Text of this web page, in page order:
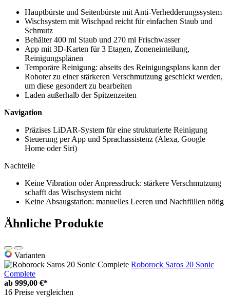
Hauptbürste und Seitenbürste mit Anti-Verhedderungssystem
Wischsystem mit Wischpad reicht für einfachen Staub und
Schmutz
Behälter 400 ml Staub und 270 ml Frischwasser
App mit 3D-Karten für 3 Etagen, Zoneneinteilung,
Reinigungsplänen
Temporäre Reinigung: abseits des Reinigungsplans kann der
Roboter zu einer stärkeren Verschmutzung geschickt werden,
um diese gesondert zu bearbeiten
Laden außerhalb der Spitzenzeiten
Navigation
Präzises LiDAR-System für eine strukturierte Reinigung
Steuerung per App und Sprachassistenz (Alexa, Google
Home oder Siri)
Nachteile
Keine Vibration oder Anpressdruck: stärkere Verschmutzung
schafft das Wischsystem nicht
Keine Absaugstation: manuelles Leeren und Nachfüllen nötig
Ähnliche Produkte
Varianten
Roborock Saros 20 Sonic
Complete
ab 999,00 €*
16 Preise vergleichen